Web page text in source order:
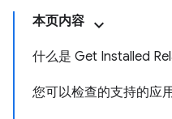
本页内容
什么是 Get Installed
您可以检查的支持的应